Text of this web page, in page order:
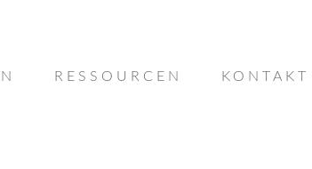
RESSOURCEN KONTAKT